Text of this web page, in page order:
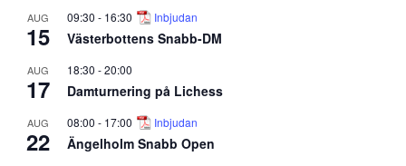
AUG
15
09:30 - 16:30 Inbjudan
Västerbottens Snabb-DM
AUG
17
18:30 -20:00
Damturnering på Lichess
AUG
22
08:00 - 17:00 Inbjudan
Ängelholm Snabb Open